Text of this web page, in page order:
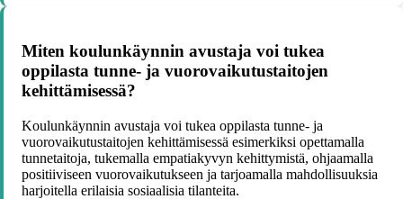
Miten koulunkäynnin avustaja voi tukea
oppilasta tunne- ja vuorovaikutustaitojen
kehittämisessä?
Koulunkäynnin avustaja voi tukea oppilasta tunne- ja
vuorovaikutustaitojen kehittämisessä esimerkiksi opettamalla
tunnetaitoja, tukemalla empatiakyvyn kehittymistä, ohjaamalla
positiiviseen vuorovaikutukseen ja tarjoamalla mahdollisuuksia
harjoitella erilaisia sosiaalisia tilanteita.